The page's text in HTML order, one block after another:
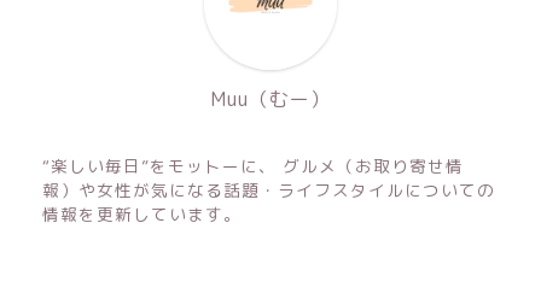
Muu（むー）
“楽しい毎日”をモットーに、 グルメ（お取り寄せ情
報）や女性が気になる話題・ライフスタイルについての
情報を更新しています。